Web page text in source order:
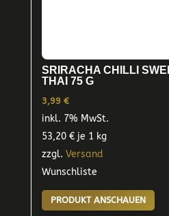
SRIRACHA CHILLI
THAI 75 G
3,99 €
inkl. 7% MwSt.
53,20 €je 1 kg
zzgl. Versand
Wunschliste
PRODUKT ANSCHAUEN